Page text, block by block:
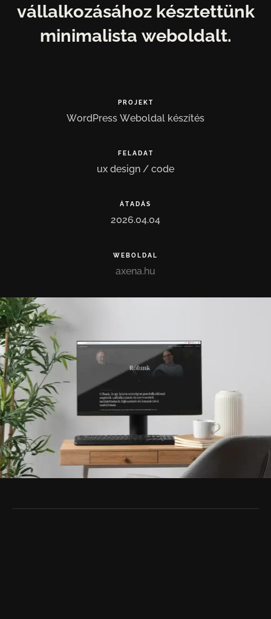
vállalkozásához késztettünk
minimalista weboldalt.
PROJEKT
WordPress Weboldal készítés
FELADAT
ux design / code
ÁTADÁS
2026.04.04
WEBOLDAL
axena.hu